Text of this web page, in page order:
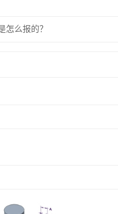
怎么报的？